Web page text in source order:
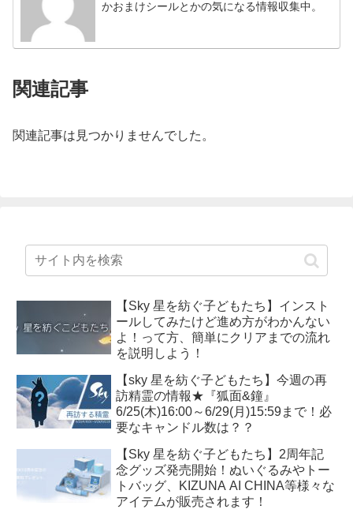
かおまけシールとかの気になる情報収集中。
関連記事
関連記事は見つかりませんでした。
【Sky 星を紡ぐ子どもたち】インスト
ールしてみたけど進め方がわかんない
よ！って方、簡単にクリアまでの流れ
を説明しよう！
【sky 星を紡ぐ子どもたち】今週の再
訪精霊の情報★『狐面&鐘』
6/25(木)16:00～6/29(月)15:59まで！必
要なキャンドル数は？？
【Sky 星を紡ぐ子どもたち】2周年記
念グッズ発売開始！ぬいぐるみやトー
トバッグ、KIZUNA AI CHINA等様々な
アイテムが販売されます！